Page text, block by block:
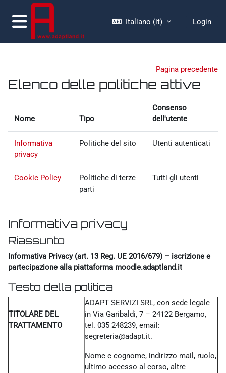
Vai al contenuto principale
Pannello laterale
Italiano ‎(it)‎ Login
Pagina precedente
Elenco delle politiche attive
Nome Tipo
Consenso
dell'utente
Informativa
privacy
Politiche del sito Utenti autenticati
Cookie Policy
Politiche di terze
parti
Tutti gli utenti
Informativa privacy
Riassunto
Informativa Privacy (art. 13 Reg. UE 2016/679) – iscrizione e
partecipazione alla piattaforma moodle.adaptland.it
Testo della politica
TITOLARE DEL
TRATTAMENTO
ADAPT SERVIZI SRL, con sede legale
in Via Garibaldi, 7 – 24122 Bergamo,
tel. 035 248239, email:
segreteria@adapt.it.
Nome e cognome, indirizzo mail, ruolo,
ultimo accesso al corso, altre